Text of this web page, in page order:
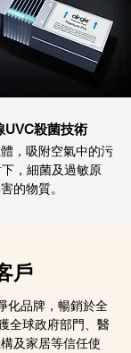
UVC殺菌技術
，吸附空氣中的污
，細菌及過敏原
的物質。
戶
化品牌，暢銷於全
全球政府部門、醫
及家居等信任使